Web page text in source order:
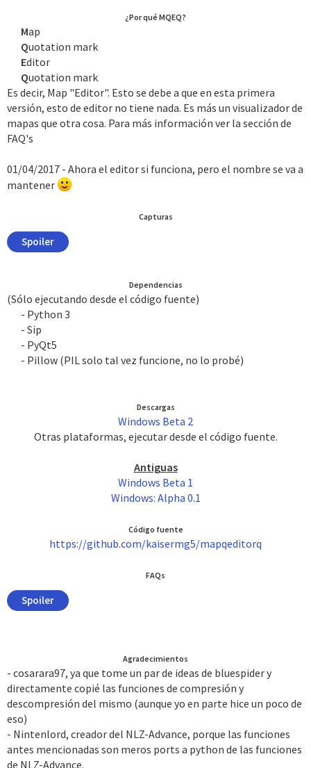
¿Por qué MQEQ?
Map
Quotation mark
Editor
Quotation mark​
Es decir, Map "Editor". Esto se debe a que en esta primera
versión, esto de editor no tiene nada. Es más un visualizador de
mapas que otra cosa. Para más información ver la sección de
FAQ's
01/04/2017 - Ahora el editor si funciona, pero el nombre se va a
mantener
Capturas
Spoiler
Dependencias
(Sólo ejecutando desde el código fuente)
- Python 3
- Sip
- PyQt5
- Pillow (PIL solo tal vez funcione, no lo probé)​
Descargas
Windows Beta 2
Otras plataformas, ejecutar desde el código fuente.
Antiguas
Windows Beta 1
Windows: Alpha 0.1
Código fuente
https://github.com/kaisermg5/mapqeditorq
FAQs
Spoiler
Agradecimientos
- cosarara97, ya que tome un par de ideas de bluespider y
directamente copié las funciones de compresión y
descompresión del mismo (aunque yo en parte hice un poco de
eso)
- Nintenlord, creador del NLZ-Advance, porque las funciones
antes mencionadas son meros ports a python de las funciones
de NLZ-Advance.